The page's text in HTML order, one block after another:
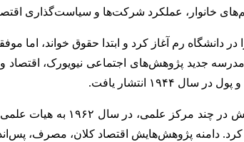
خانوار، عملکرد شرکت‌ها و سیاست‌گذاری
جدید پژوهش‌های اجتماعی نیویورک، اقتصاد
۱۹۴۴ انتشار یافت.
کرد. دامنه پژوهش‌هایش اقتصاد کلان، مصرف،